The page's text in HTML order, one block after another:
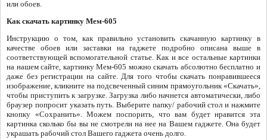
или обоев.
Как скачать картинку Мем-605
Инструкцию о том, как правильно установить скачанную картинку в
качестве обоев или заставки на гаджете подробно описана выше в
соответствующей вспомогательной статье. Как и все остальные картинки
на нашем сайте, картинку Мем-605 можно скачать абсолютно бесплатно и
даже без регистрации на сайте. Для того чтобы скачать понравившееся
изображение, кликните на подсвеченный синим прямоугольник «Скачать»,
чтобы приступить к загрузке. Загрузка либо начнется автоматически, либо
браузер попросит указать путь. Выберите папку/ рабочий стол и нажмите
кнопку «Сохранить». Можем поспорить, что вам будет нравится эта
картинка сколько бы вы не смотрели на нее на Вашем гаджете. Она будет
украшать рабочий стол Вашего гаджета очень долго.